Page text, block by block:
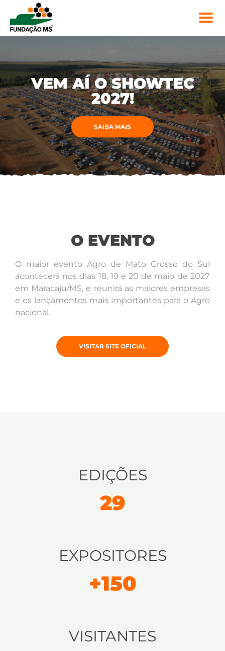
VEM AÍ O SHOWTEC
2027!
SAIBA MAIS
O EVENTO
O maior evento Agro de Mato Grosso do Sul
acontecerá nos dias 18, 19 e 20 de maio de 2027
em Maracaju/MS, e reunirá as maiores empresas
e os lançamentos mais importantes para o Agro
nacional.
VISITAR SITE OFICIAL
EDIÇÕES
29
EXPOSITORES
+150
VISITANTES